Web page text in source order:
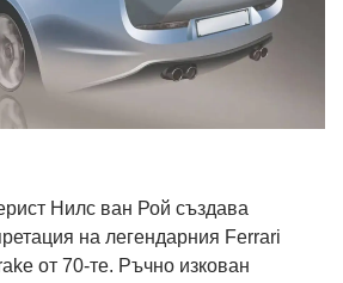
Нилс ван Рой създава
на легендарния Ferrari
от 70-те. Ръчно изкован